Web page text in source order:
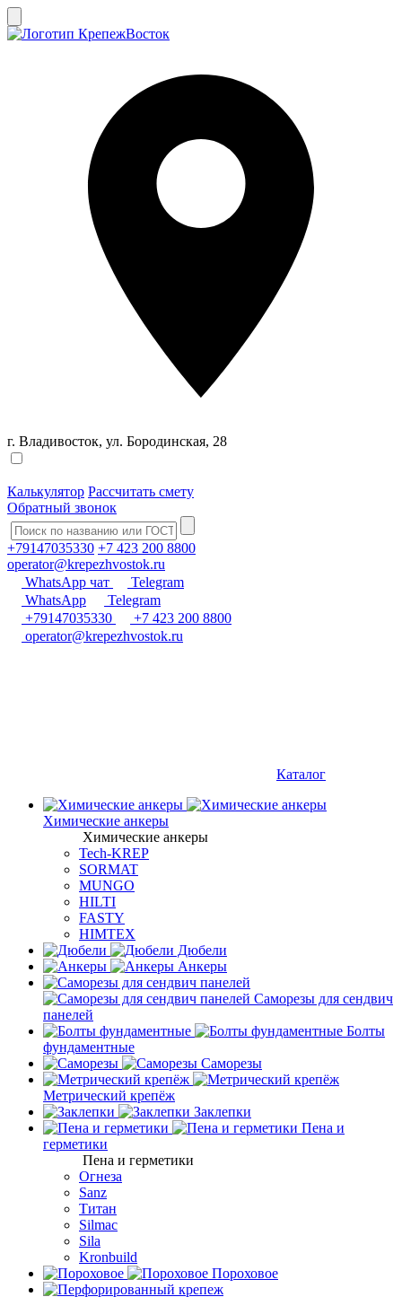
г. Владивосток, ул. Бородинская, 28
Калькулятор Рассчитать смету
Обратный звонок
+79147035330 +7 423 200 8800
operator@krepezhvostok.ru
WhatsApp чат
Telegram
WhatsApp
Telegram
+79147035330
+7 423 200 8800
operator@krepezhvostok.ru
Каталог
Химические анкеры
Химические анкеры
Tech-KREP
SORMAT
MUNGO
HILTI
FASTY
HIMTEX
Дюбели
Анкеры
Саморезы для сендвич
панелей
Болты
фундаментные
Саморезы
Метрический крепёж
Заклепки
Пена и
герметики
Пена и герметики
Огнеза
Sanz
Титан
Silmac
Sila
Kronbuild
Пороховое